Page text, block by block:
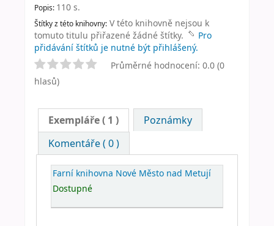
Popis: 110 s.
Štítky z této knihovny: V této knihovně nejsou k
tomuto titulu přiřazené žádné štítky.
Pro
přidávání štítků je nutné být přihlášený.
Průměrné hodnocení: 0.0 (0
hlasů)
Exempláře( 1 )
Poznámky
Komentáře ( 0 )
Farní knihovna Nové Město nad Metují
Dostupné